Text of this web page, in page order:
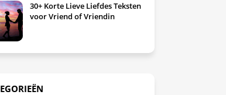
30+ Korte Lieve Liefdes Teksten
voor Vriend of Vriendin